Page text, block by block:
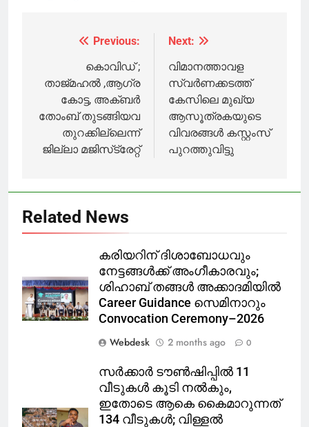
സ്ഥിതീകരിച്ചു
സ്വയം
navigation
Previous:
കൊവിഡ് ;
താജ്മഹൽ ,ആഗ്ര
കോട്ട, അക്ബർ
തോംബ് തുടങ്ങിയവ
തുറക്കില്ലെന്ന്
ജില്ലാ മജിസ്‌ട്രേറ്റ്
Next:
വിമാനത്താവള
സ്വര്‍ണക്കടത്ത്
കേസിലെ മുഖ്യ
ആസൂത്രകയുടെ
വിവരങ്ങള്‍ കസ്റ്റംസ്
പുറത്തുവിട്ടു
Related News
കരിയറിന് ദിശാബോധവും
നേട്ടങ്ങൾക്ക് അംഗീകാരവും;
ശിഹാബ് തങ്ങൾ അക്കാദമിയിൽ
Career Guidance സെമിനാറും
Convocation Ceremony–2026
Webdesk
2 months ago 0
സർക്കാർ ടൗൺഷിപ്പിൽ 11
വീടുകൾ കൂടി നൽകും,
ഇതോടെ ആകെ കൈമാറുന്നത്
134 വീടുകൾ; വിള്ളൽ